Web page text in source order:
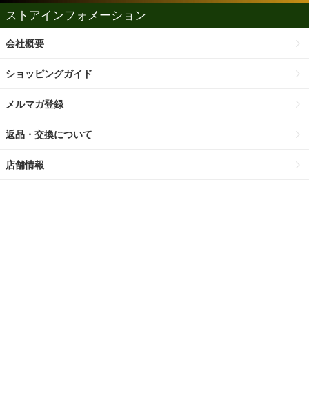
ストアインフォメーション
会社概要
ショッピングガイド
メルマガ登録
返品・交換について
店舗情報